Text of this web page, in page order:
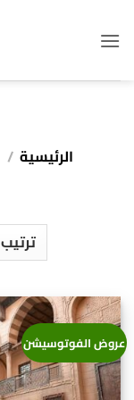
للمحتوى
الرئيسية /
عروض الفوتوسيشن